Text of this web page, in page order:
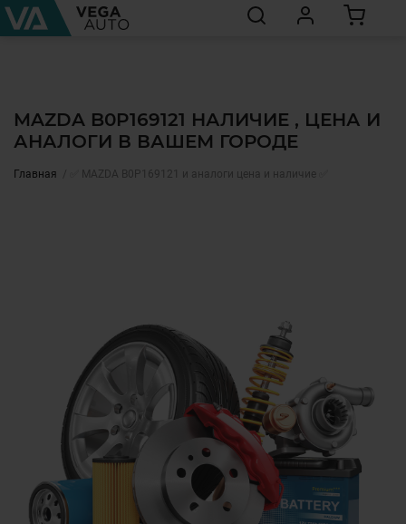
MAZDA B0P169121 НАЛИЧИЕ , ЦЕНА И
АНАЛОГИ В ВАШЕМ ГОРОДЕ
Главная ✅ MAZDA B0P169121 и аналоги цена и наличие ✅